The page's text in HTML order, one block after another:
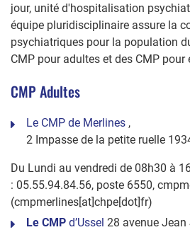
jour, unité d'hospitalisation
équipe pluridisciplinaire assure la
psychiatriques pour la population
CMP pour adultes et des CMP
CMP Adultes
Le CMP de Merlines ,
2 Impasse de la petite ruelle
Du Lundi au vendredi de 08h30 à
: 05.55.94.84.56, poste 6550,
(cmpmerlines[at]chpe[dot]fr)
Le CMP d’Ussel 28 avenue Jean